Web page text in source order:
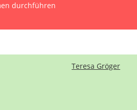
durchführen
Teresa Gröger